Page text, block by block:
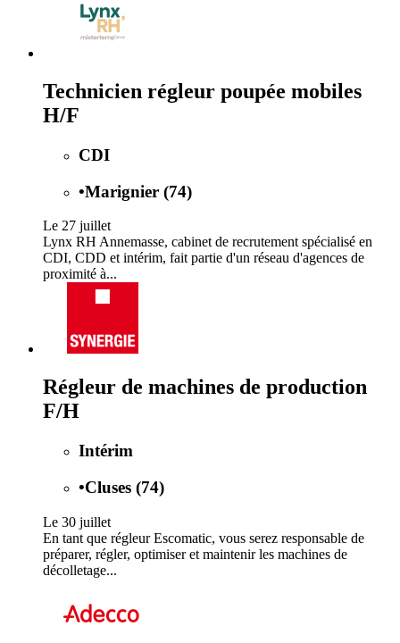
Technicien régleur poupée mobiles
H/F
CDI
•Marignier (74)
Le 27 juillet
Lynx RH Annemasse, cabinet de recrutement spécialisé en
CDI, CDD et intérim, fait partie d'un réseau d'agences de
proximité à...
Régleur de machines de production
F/H
Intérim
•Cluses (74)
Le 30 juillet
En tant que régleur Escomatic, vous serez responsable de
préparer, régler, optimiser et maintenir les machines de
décolletage...